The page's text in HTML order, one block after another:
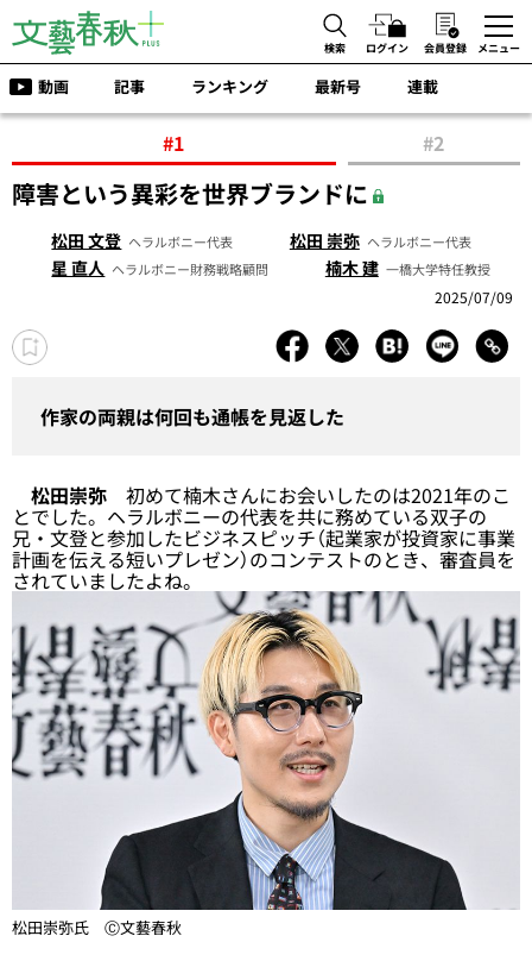
検索 ログイン 会員登録 メニュー
動画 記事 ランキング 最新号 連載
#1 #2
障害という異彩を世界ブランドに
松田 文登 ヘラルボニー代表 松田 崇弥 ヘラルボニー代表
星 直人 ヘラルボニー財務戦略顧問 楠木 建 一橋大学特任教授
2025/07/09
作家の両親は何回も通帳を見返した
松田崇弥 初めて楠木さんにお会いしたのは2021年のこ
とでした。ヘラルボニーの代表を共に務めている双子の
兄・文登と参加したビジネスピッチ（起業家が投資家に事業
計画を伝える短いプレゼン）のコンテストのとき、審査員を
されていましたよね。
松田崇弥氏 Ⓒ文藝春秋